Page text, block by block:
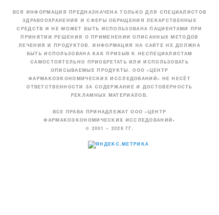
ВСЯ ИНФОРМАЦИЯ ПРЕДНАЗНАЧЕНА ТОЛЬКО ДЛЯ СПЕЦИАЛИСТОВ
ЗДРАВООХРАНЕНИЯ И СФЕРЫ ОБРАЩЕНИЯ ЛЕКАРСТВЕННЫХ
СРЕДСТВ И НЕ МОЖЕТ БЫТЬ ИСПОЛЬЗОВАНА ПАЦИЕНТАМИ ПРИ
ПРИНЯТИИ РЕШЕНИЯ О ПРИМЕНЕНИИ ОПИСАННЫХ МЕТОДОВ
ЛЕЧЕНИЯ И ПРОДУКТОВ. ИНФОРМАЦИЯ НА САЙТЕ НЕ ДОЛЖНА
БЫТЬ ИСПОЛЬЗОВАНА КАК ПРИЗЫВ К НЕСПЕЦИАЛИСТАМ
САМОСТОЯТЕЛЬНО ПРИОБРЕТАТЬ ИЛИ ИСПОЛЬЗОВАТЬ
ОПИСЫВАЕМЫЕ ПРОДУКТЫ. ООО «ЦЕНТР
ФАРМАКОЭКОНОМИЧЕСКИХ ИССЛЕДОВАНИЙ» НЕ НЕСЁТ
ОТВЕТСТВЕННОСТИ ЗА СОДЕРЖАНИЕ И ДОСТОВЕРНОСТЬ
РЕКЛАМНЫХ МАТЕРИАЛОВ.
ВСЕ ПРАВА ПРИНАДЛЕЖАТ ООО «ЦЕНТР
ФАРМАКОЭКОНОМИЧЕСКИХ ИССЛЕДОВАНИЙ»
© 2001 – 2026 ГГ.